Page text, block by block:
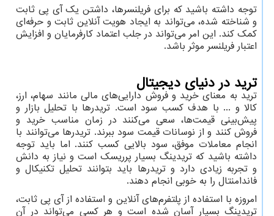
توجه داشته باشید که برای فریلنسرها، داشتن یک آی پی ثابت
و شناخته شده، می‌تواند به ایجاد هویت آنلاین ثابت و حرفه‌ای
کمک کند. این امر می‌تواند در جلب اعتماد کارفرمایان و افزایش
اعتبار فریلنسر موثر باشد.
ترید در دنیای دیجیتال
ترید به معنای خرید و فروش دارایی‌های مالی مانند سهام، ارز،
کالا و ... با هدف کسب سود است. تریدرها با تحلیل بازار و
پیش‌بینی قیمت‌ها، سعی می‌کنند در زمان مناسب خرید و
فروش کنند و از نوسانات قیمت سود ببرند. تریدرها می‌توانند با
انجام معاملات موفق، سود بالایی کسب کنند. اما باید توجه
داشته باشید که تریدینگ بسیار پرریسک است و نیاز به دانش
و تجربه زیادی دارد و تریدرها باید بتوانند تحلیل تکنیکال و
فاندامنتال را به خوبی انجام دهند.
امروزه با استفاده از پلتفرم‌های آنلاین و استفاده از آی پی ثابت،
تریدینگ بسیار آسان شده است و هر کسی می‌تواند در آن